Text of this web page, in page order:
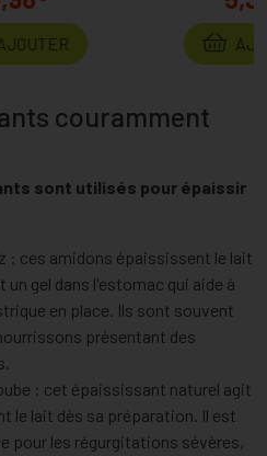
AJOUTER
couramment
sont utilisés pour épaissir
: ces amidons épaississent le lait
gel dans l'estomac qui aide à
en place. Ils sont souvent
présentant des
: cet épaississant naturel agit
le lait dès sa préparation. Il est
pour les régurgitations sévères,